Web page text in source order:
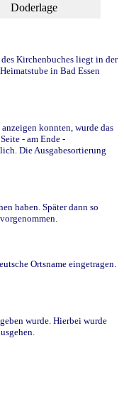
Doderlage
Kirchenbuches liegt in der
in Bad Essen
konnten, wurde das
- am Ende -
Die Ausgabesortierung
haben. Später dann so
Ortsname eingetragen.
wurde. Hierbei wurde